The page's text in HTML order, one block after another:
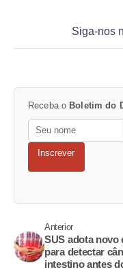
Siga-nos
Receba o Boletim do
Inscrever
Anterior
SUS adota novo
para detectar
intestino antes